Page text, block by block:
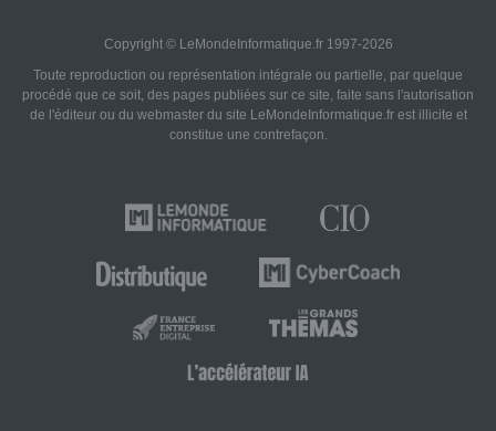
Copyright © LeMondeInformatique.fr 1997-2026
Toute reproduction ou représentation intégrale ou partielle, par quelque
procédé que ce soit, des pages publiées sur ce site, faite sans l'autorisation
de l'éditeur ou du webmaster du site LeMondeInformatique.fr est illicite et
constitue une contrefaçon.